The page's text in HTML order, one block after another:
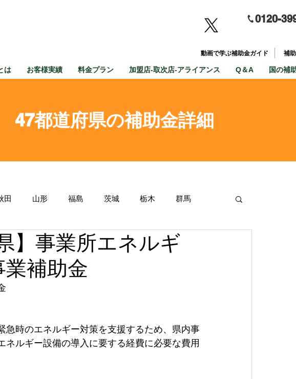
0120-
動画で学ぶ補助金ガイド 補
は お客様実績 料金プラン 加盟店-取次店-アライアンス Q＆A 国の補
47都道府県の補助金詳細
田 山形 福島 茨城 栃木 群馬
石川 福井 山梨 長野 岐阜
奈良 和歌山
】事業所エネルギ
補助金
急時のエネルギー対策を支援するため、県内事
ルギー設備の導入に要する経費に必要な費用